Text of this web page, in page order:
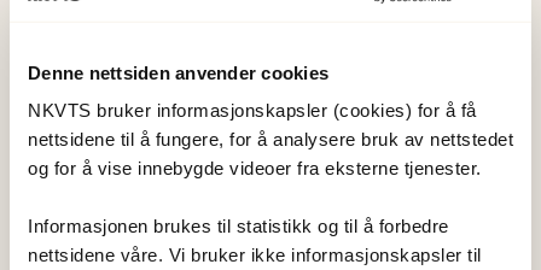
Denne nettsiden anvender cookies
NKVTS bruker informasjonskapsler (cookies) for å få
nettsidene til å fungere, for å analysere bruk av nettstedet
og for å vise innebygde videoer fra eksterne tjenester.
Informasjonen brukes til statistikk og til å forbedre
nettsidene våre. Vi bruker ikke informasjonskapsler til